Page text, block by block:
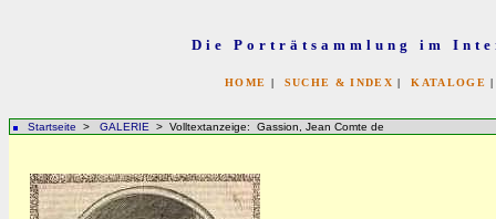
Die Porträtsammlung im
HOME | SUCHE & INDEX |KATALOGE
Startseite > GALERIE > Volltextanzeige: Gassion, Jean Comte de